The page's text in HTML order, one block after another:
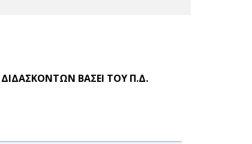
ΒΑΣΕΙ ΤΟΥ Π.Δ.